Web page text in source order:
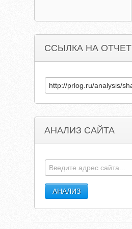
ССЫЛКА НА ОТЧЕТ
АНАЛИЗ САЙТА